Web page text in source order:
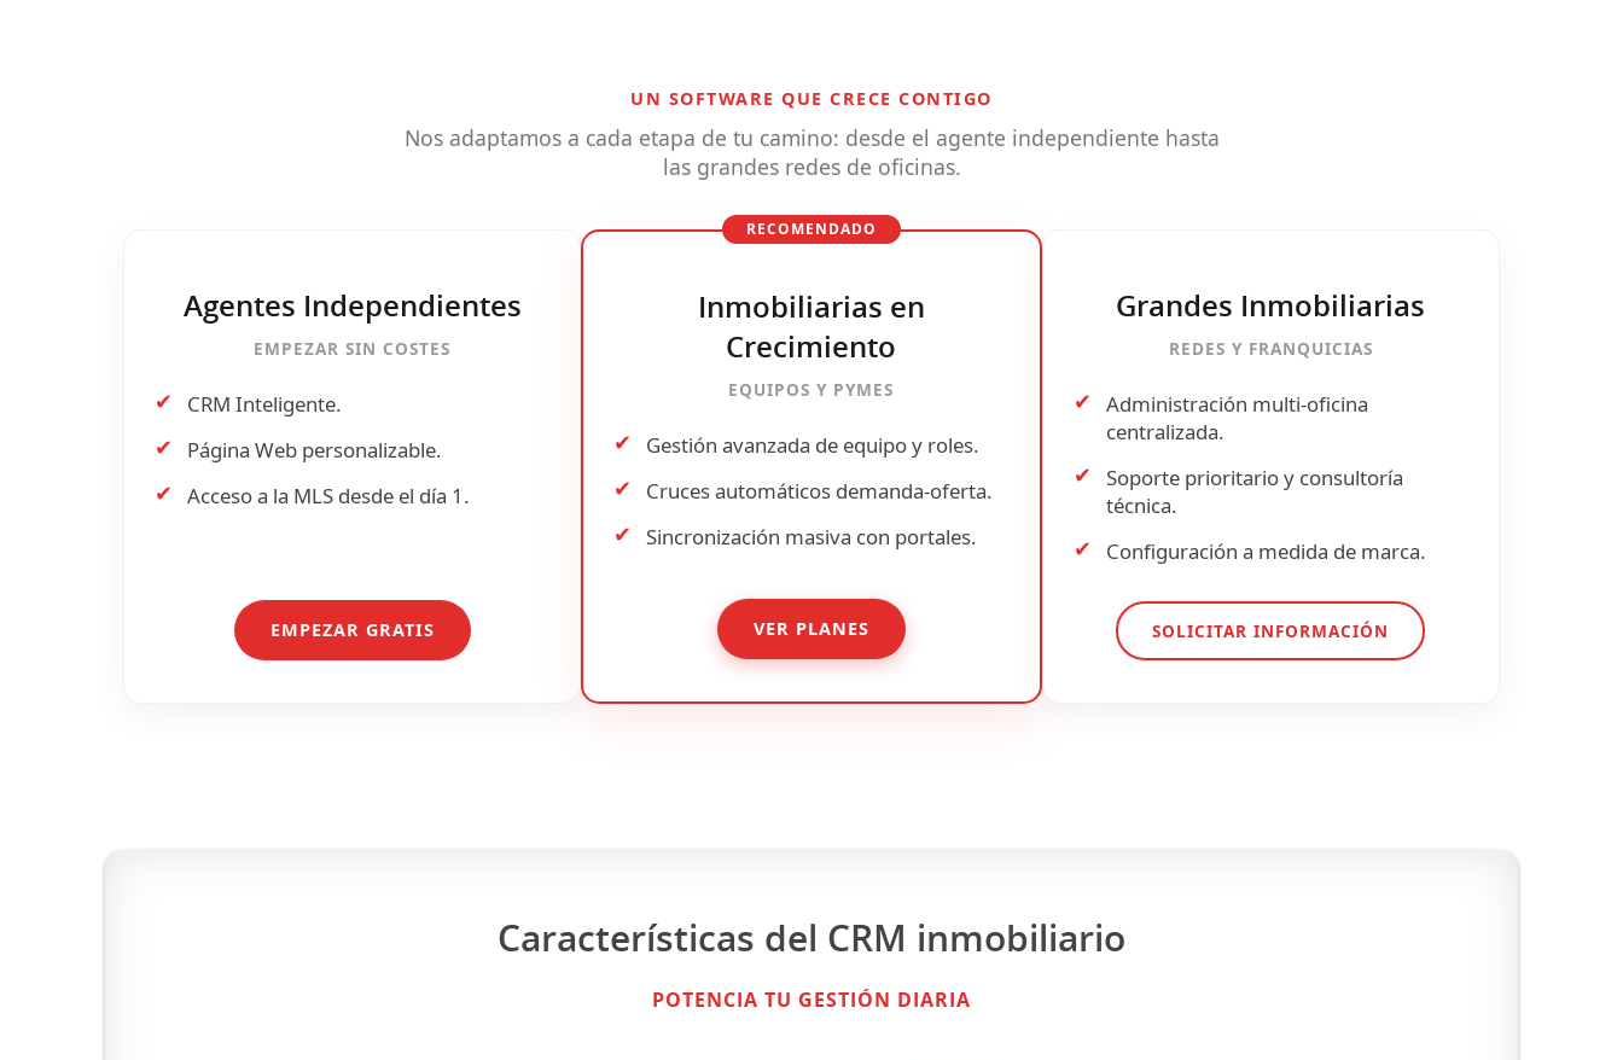
UN SOFTWARE QUE CRECE CONTIGO
Nos adaptamos a cada etapa de tu camino: desde el agente independiente hasta
las grandes redes de oficinas.
Agentes Independientes
EMPEZAR SIN COSTES
✔ CRM Inteligente.
✔ Página Web personalizable.
✔ Acceso a la MLS desde el día 1.
EMPEZAR GRATIS
RECOMENDADO
Inmobiliarias en
Crecimiento
EQUIPOS Y PYMES
✔ Gestión avanzada de equipo y roles.
✔ Cruces automáticos demanda-oferta.
✔ Sincronización masiva con portales.
VER PLANES
Grandes Inmobiliarias
REDES Y FRANQUICIAS
✔
Administración multi-oficina
centralizada.
✔
Soporte prioritario y consultoría
técnica.
✔ Configuración a medida de marca.
SOLICITAR INFORMACIÓN
Características del CRM inmobiliario
POTENCIA TU GESTIÓN DIARIA